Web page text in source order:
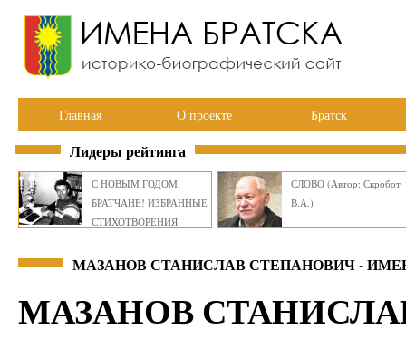
Главная О проекте Братск
Лидеры рейтинга
С НОВЫМ ГОДОМ,
БРАТЧАНЕ! ИЗБРАННЫЕ
СТИХОТВОРЕНИЯ
СЛОВО (Автор: Скробот
В.А.)
МАЗАНОВ СТАНИСЛАВ СТЕПАНОВИЧ -
МАЗАНОВ